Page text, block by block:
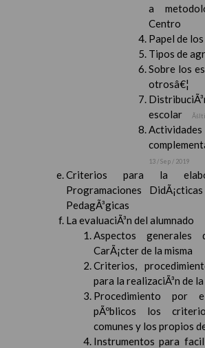
a
Centro
Papel de
Tipos de
Sobre los
otrosâ€¦
escolar
13 / Sep / 2019
Criterios para la
Programaciones
PedagÃ³gicas
La evaluaciÃ³n del alumnado
Aspectos generales
CarÃ¡cter de la misma
Criterios,
para la realizaciÃ³n de
Procedimiento por
pÃºblicos los
comunes y los propios
Instrumentos para